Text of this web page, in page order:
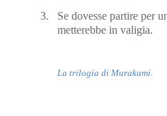
3.
Se dovesse partire per
metterebbe in valigia.
La trilogia di Murakami.